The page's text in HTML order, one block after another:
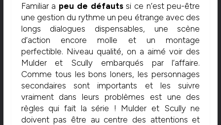
Familiar a peu de défautssi ce n’est peu-être
une gestion du rythme un peu étrange avec des
longs dialogues dispensables, une scène
d’action encore molle et un montage
perfectible. Niveau qualité, on a aimé voir des
Mulder et Scully embarqués par l’affaire.
Comme tous les bons loners, les personnages
secondaires sont importants et les suivre
vraiment dans leurs problèmes est une des
règles qui fait la série ! Mulder et Scully ne
doivent pas être au centre des attentions et